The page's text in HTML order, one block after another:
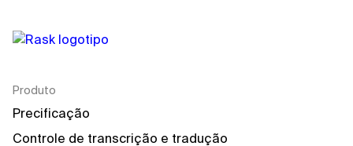
Produto
Precificação
Controle de transcrição e tradução